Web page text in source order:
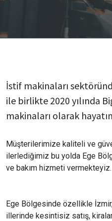
İstif makinaları
ile birlikte 2020 yılında
makinaları olarak
Müşterilerimize kaliteli ve
ilerlediğimiz bu yolda Ege
ve bakım hizmeti vermekteyiz.
Ege Bölgesinde özellikle
illerinde kesintisiz satış,